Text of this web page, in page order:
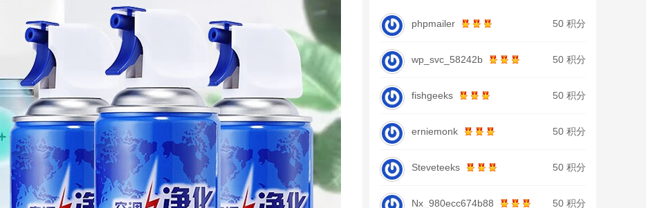
phpmailer 50 积分
wp_svc_58242b 50 积分
fishgeeks 50 积分
erniemonk 50 积分
Steveteeks 50 积分
Nx_980ecc674b88 50 积分